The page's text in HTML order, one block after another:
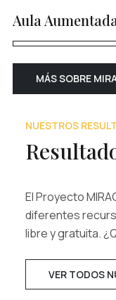
Aula Aumentada
MÁS SOBRE
NUESTROS
El Proyecto
diferentes
libre y gratuita.
VER TODOS